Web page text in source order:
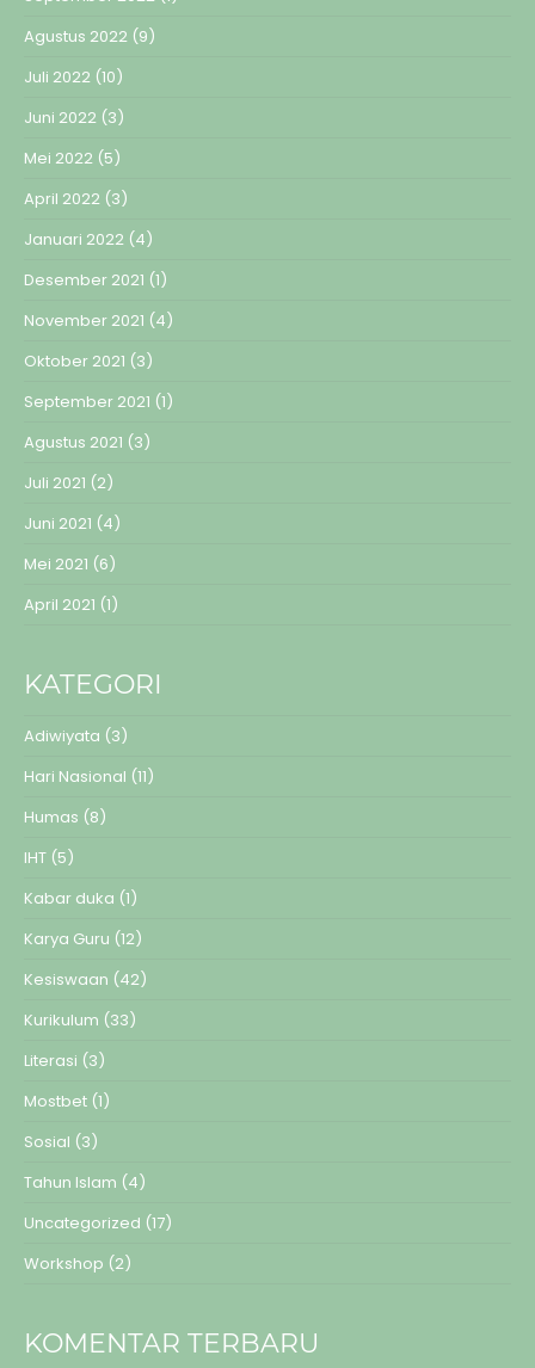
Agustus 2022 (9)
Juli 2022 (10)
Juni 2022 (3)
Mei 2022 (5)
April 2022 (3)
Januari 2022 (4)
Desember 2021 (1)
November 2021 (4)
Oktober 2021 (3)
September 2021 (1)
Agustus 2021 (3)
Juli 2021 (2)
Juni 2021 (4)
Mei 2021 (6)
April 2021 (1)
KATEGORI
Adiwiyata (3)
Hari Nasional (11)
Humas (8)
IHT (5)
Kabar duka (1)
Karya Guru (12)
Kesiswaan (42)
Kurikulum (33)
Literasi (3)
Mostbet (1)
Sosial (3)
Tahun Islam (4)
Uncategorized (17)
Workshop (2)
KOMENTAR TERBARU